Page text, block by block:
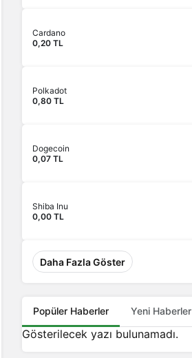
Cardano
0,20 TL
Polkadot
0,80 TL
Dogecoin
0,07 TL
Shiba Inu
0,00 TL
Daha Fazla Göster
Popüler Haberler Yeni Haberler
Gösterilecek yazı bulunamadı.